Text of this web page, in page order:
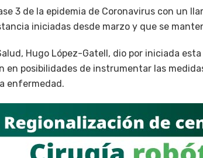
3 de la epidemia de Coronavirus con un
iniciadas desde marzo y que se
Hugo López-Gatell, dio por iniciada
en posibilidades de instrumentar las
enfermedad.